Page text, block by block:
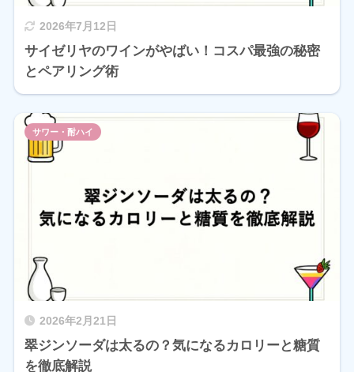
2026年7月12日
サイゼリヤのワインがやばい！コスパ最強の秘密
とペアリング術
2026年2月21日
翠ジンソーダは太るの？気になるカロリーと糖質
を徹底解説
サワー・酎ハイ